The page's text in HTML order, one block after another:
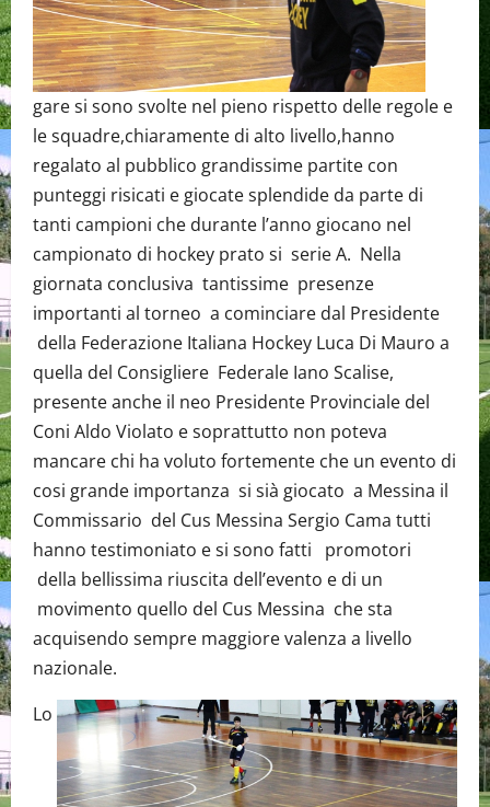
gare si sono svolte nel pieno rispetto delle regole e
le squadre,chiaramente di alto livello,hanno
regalato al pubblico grandissime partite con
punteggi risicati e giocate splendide da parte di
tanti campioni che durante l’anno giocano nel
campionato di hockey prato si serie A. Nella
giornata conclusiva tantissime presenze
importanti al torneo a cominciare dal Presidente
della Federazione Italiana Hockey Luca Di Mauro a
quella del Consigliere Federale Iano Scalise,
presente anche il neo Presidente Provinciale del
Coni Aldo Violato e soprattutto non poteva
mancare chi ha voluto fortemente che un evento di
cosi grande importanza si sià giocato a Messina il
Commissario del Cus Messina Sergio Cama tutti
hanno testimoniato e si sono fatti promotori
della bellissima riuscita dell’evento e di un
movimento quello del Cus Messina che sta
acquisendo sempre maggiore valenza a livello
nazionale.
Lo